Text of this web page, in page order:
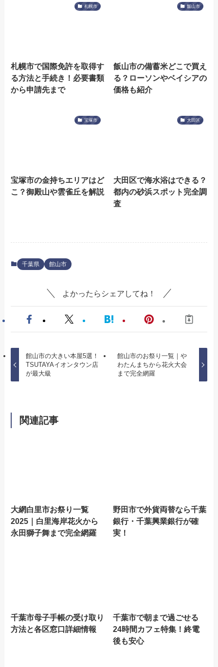
札幌市
札幌市で国際免許を取得す
る方法と手続き！必要書類
から申請先まで
飯山市
飯山市の備蓄米どこで買え
る？ローソンやベイシアの
価格も紹介
宝塚市
宝塚市の金持ちエリアはど
こ？御殿山や雲雀丘を解説
大田区
大田区で海水浴はできる？
都内の砂浜スポット完全調
査
千葉県 館山市
よかったらシェアしてね！
館山市の大きい本屋5選！
TSUTAYAイオンタウン店
が最大級
館山市のお祭り一覧｜や
わたんまちから花火大会
まで完全網羅
関連記事
大網白里市お祭り一覧
2025｜白里海岸花火から
永田獅子舞まで完全網羅
野田市で外貨両替なら千葉
銀行・千葉興業銀行が確
実！
千葉市母子手帳の受け取り
方法と各区窓口詳細情報
千葉市で朝まで過ごせる
24時間カフェ特集！終電
後も安心